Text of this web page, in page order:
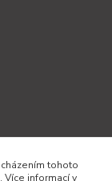
tohoto
informací v